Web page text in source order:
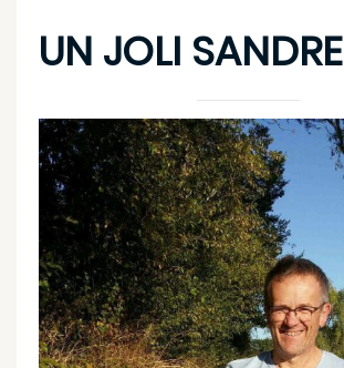
UN JOLI SANDRE